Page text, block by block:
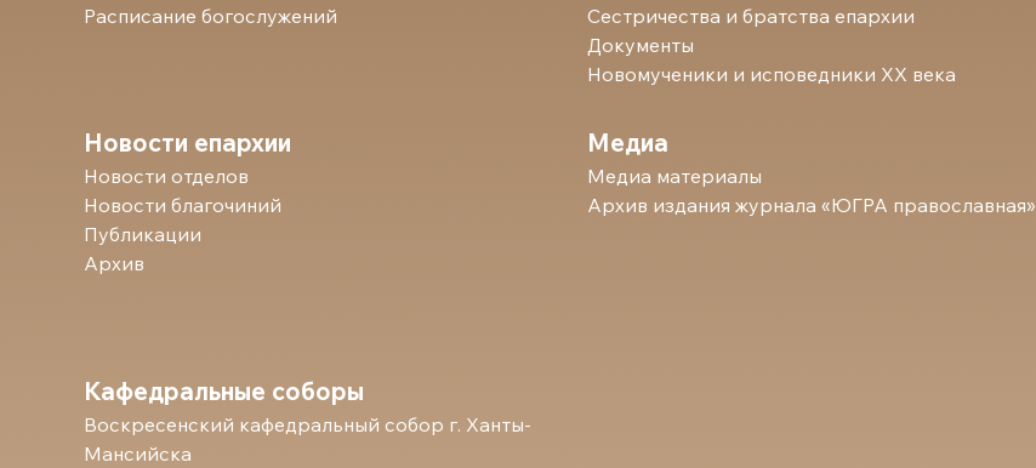
Расписание богослужений
Сестричества и братства епархии
Документы
Новомученики и исповедники ХХ века
Новости епархии
Новости отделов
Новости благочиний
Публикации
Архив
Медиа
Медиа материалы
Архив издания журнала «ЮГРА православная»
Кафедральные соборы
Воскресенский кафедральный собор г. Ханты-
Мансийска